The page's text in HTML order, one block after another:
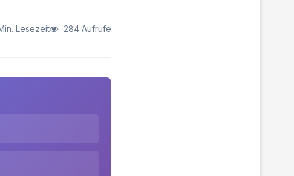
Lesezeit 284 Aufrufe